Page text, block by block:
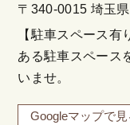
〒340-0015 埼玉
【駐車スペース
ある駐車スペース
いませ。
Googleマップで